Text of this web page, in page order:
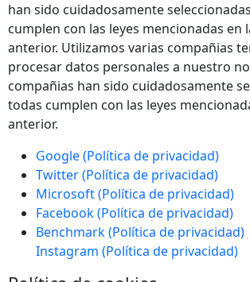
han sido cuidadosamente
cumplen con las leyes mencionadas en
anterior. Utilizamos varias compañias
procesar datos personales a nuestro
compañias han sido cuidadosamente
todas cumplen con las leyes
anterior.
Google (Política de privacidad)
Twitter (Política de privacidad)
Microsoft (Política de privacidad)
Facebook (Política de privacidad)
Benchmark (Política de privacidad)
Instagram (Política de privacidad)